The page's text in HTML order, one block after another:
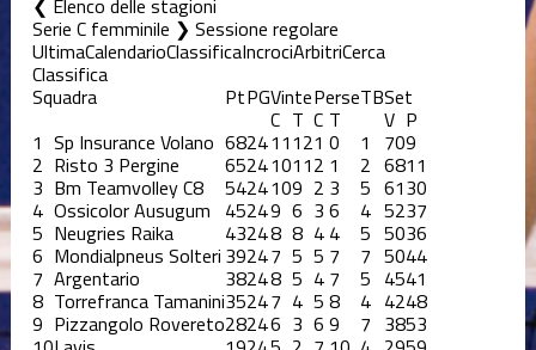
Elenco delle stagioni
Serie C femminile ❯ Sessione regolare
UltimaCalendarioClassificaIncrociArbitriCerca
Classifica
Squadra PtPGVintePerseTBSet
C T C T V P
1 Sp Insurance Volano 682411121 0 1 709
2 Risto 3 Pergine 652410112 1 2 6811
3 Bm Teamvolley C8 5424109 2 3 5 6130
4 Ossicolor Ausugum 45249 6 3 6 4 5237
5 Neugries Raika 43248 8 4 4 5 5036
6 Mondialpneus Solteri 39247 5 5 7 7 5044
7 Argentario 38248 5 4 7 5 4541
8 Torrefranca Tamanini35247 4 5 8 4 4248
9 Pizzangolo Rovereto28246 3 6 9 7 3853